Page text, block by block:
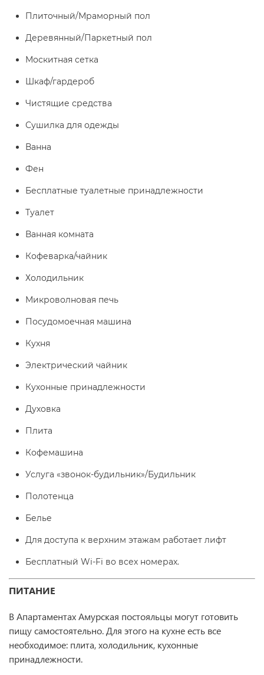
Плиточный/Мраморный пол
Деревянный/Паркетный пол
Москитная сетка
Шкаф/гардероб
Чистящие средства
Сушилка для одежды
Ванна
Фен
Бесплатные туалетные принадлежности
Туалет
Ванная комната
Кофеварка/чайник
Холодильник
Микроволновая печь
Посудомоечная машина
Кухня
Электрический чайник
Кухонные принадлежности
Духовка
Плита
Кофемашина
Услуга «звонок-будильник»/Будильник
Полотенца
Белье
Для доступа к верхним этажам работает лифт
Бесплатный Wi-Fi во всех номерах.
ПИТАНИЕ
В Апартаментах Амурская постояльцы могут готовить
пищу самостоятельно. Для этого на кухне есть все
необходимое: плита, холодильник, кухонные
принадлежности.